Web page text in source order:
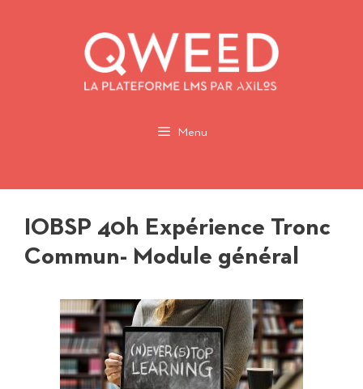
Menu
IOBSP 40h Expérience Tronc
Commun- Module général